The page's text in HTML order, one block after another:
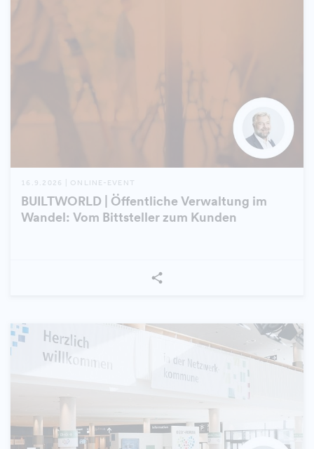
16.9.2026 | ONLINE-EVENT
BUILTWORLD | Öffentliche Verwaltung im
Wandel: Vom Bittsteller zum Kunden